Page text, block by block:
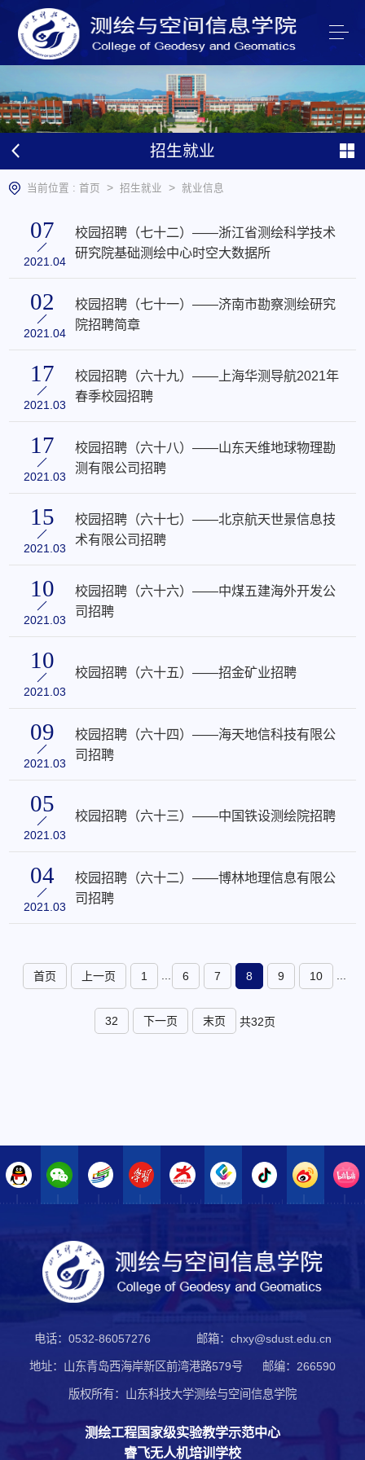
招生就业
当前位置 : 首页 > 招生就业 > 就业信息
07
2021.04
校园招聘（七十二）——浙江省测绘科学技术
研究院基础测绘中心时空大数据所
02
2021.04
校园招聘（七十一）——济南市勘察测绘研究
院招聘简章
17
2021.03
校园招聘（六十九）——上海华测导航2021年
春季校园招聘
17
2021.03
校园招聘（六十八）——山东天维地球物理勘
测有限公司招聘
15
2021.03
校园招聘（六十七）——北京航天世景信息技
术有限公司招聘
10
2021.03
校园招聘（六十六）——中煤五建海外开发公
司招聘
10
2021.03
校园招聘（六十五）——招金矿业招聘
09
2021.03
校园招聘（六十四）——海天地信科技有限公
司招聘
05
2021.03
校园招聘（六十三）——中国铁设测绘院招聘
04
2021.03
校园招聘（六十二）——博林地理信息有限公
司招聘
首页 上一页 1 6 7 8 9 10
32 下一页 末页 共32页
电话：0532-86057276 邮箱：chxy@sdust.edu.cn
地址：山东青岛西海岸新区前湾港路579号 邮编：266590
版权所有：山东科技大学测绘与空间信息学院
测绘工程国家级实验教学示范中心
睿飞无人机培训学校